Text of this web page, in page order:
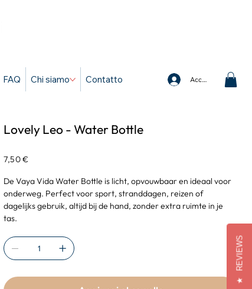
Accedi
FAQ Chi siamo Contatto
Lovely Leo - Water Bottle
7,50 €
De Vaya Vida Water Bottle is licht, opvouwbaar en ideaal voor
onderweg. Perfect voor sport, stranddagen, reizen of
dagelijks gebruik, altijd bij de hand, zonder extra ruimte in je
tas.
★
REVIEWS